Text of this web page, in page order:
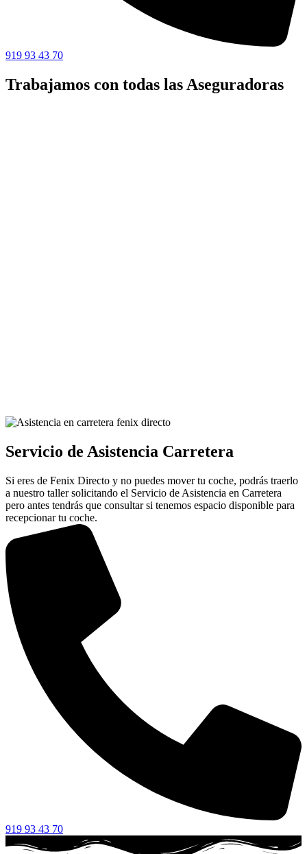
919 93 43 70
Trabajamos con todas las Aseguradoras
Servicio de Asistencia Carretera
Si eres de Fenix Directo y no puedes mover tu coche, podrás traerlo
a nuestro taller solicitando el Servicio de Asistencia en Carretera
pero antes tendrás que consultar si tenemos espacio disponible para
recepcionar tu coche.
919 93 43 70